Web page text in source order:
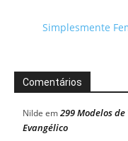
Simplesmente
Comentários
Nilde em299 Modelos
Evangélico